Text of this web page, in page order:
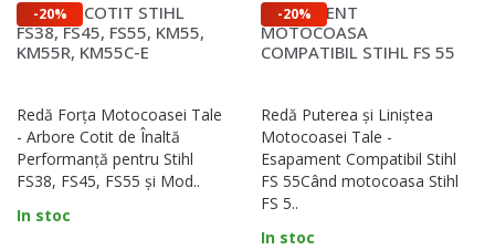
-20%
ARBORE COTIT STIHL
FS38, FS45, FS55, KM55,
KM55R, KM55C-E
Redă Forța Motocoasei Tale
- Arbore Cotit de Înaltă
Performanță pentru Stihl
FS38, FS45, FS55 și Mod..
In stoc
-20%
ESAPAMENT
MOTOCOASA
COMPATIBIL STIHL FS 55
Redă Puterea și Liniștea
Motocoasei Tale -
Esapament Compatibil Stihl
FS 55Când motocoasa Stihl
FS 5..
In stoc